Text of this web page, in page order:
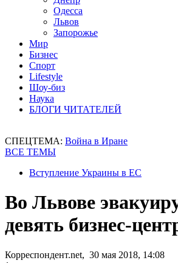
Одесса
Львов
Запорожье
Мир
Бизнес
Спорт
Lifestyle
Шоу-биз
Наука
БЛОГИ ЧИТАТЕЛЕЙ
СПЕЦТЕМА: Война в Иране
ВСЕ ТЕМЫ
Вступление Украины в ЕС
Во Львове
девять бизнес-
Корреспондент.net, 30 мая 2018, 14:08